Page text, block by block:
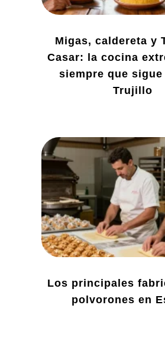
Migas, caldereta y
Casar: la cocina
siempre que sigue
Trujillo
Los principales
polvorones en